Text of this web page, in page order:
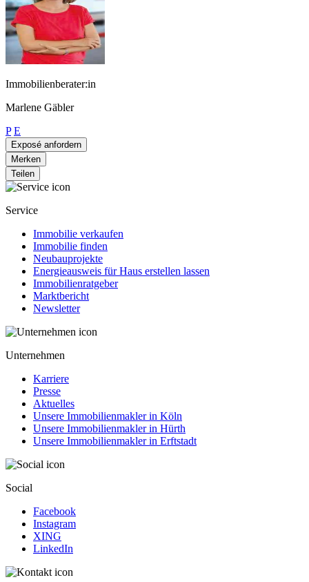
Immobilienberater:in
Marlene Gäbler
P E
Exposé anfordern
Merken
Teilen
Service
Immobilie verkaufen
Immobilie finden
Neubauprojekte
Energieausweis für Haus erstellen lassen
Immobilienratgeber
Marktbericht
Newsletter
Unternehmen
Karriere
Presse
Aktuelles
Unsere Immobilienmakler in Köln
Unsere Immobilienmakler in Hürth
Unsere Immobilienmakler in Erftstadt
Social
Facebook
Instagram
XING
LinkedIn